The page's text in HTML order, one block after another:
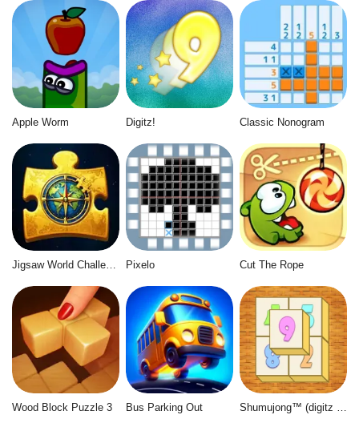
Apple Worm Digitz! Classic Nonogram
Pixelo Cut The Rope
Wood Block Puzzle 3 Bus Parking Out Shumujong™ (digitz mahjong)